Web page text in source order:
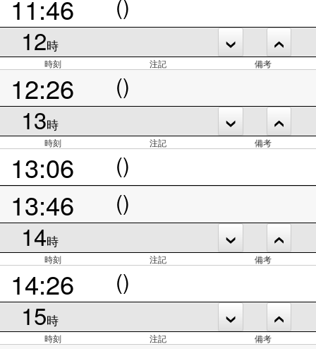
11:46
12時
時刻 注記 備考
12:26 ()
13時
時刻 注記 備考
13:06 ()
13:46 ()
14時
時刻 注記 備考
14:26 ()
15時
時刻 注記 備考